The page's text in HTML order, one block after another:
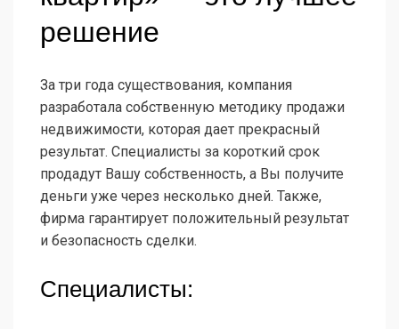
решение
За три года существования, компания
разработала собственную методику продажи
недвижимости, которая дает прекрасный
результат. Специалисты за короткий срок
продадут Вашу собственность, а Вы получите
деньги уже через несколько дней. Также,
фирма гарантирует положительный результат
и безопасность сделки.
Специалисты: